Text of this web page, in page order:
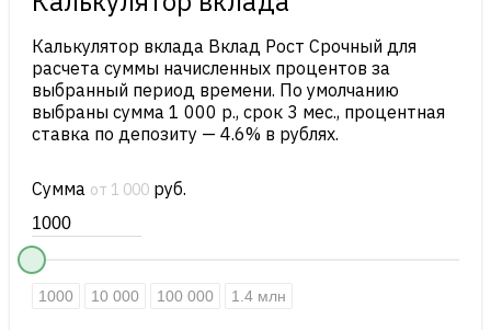
Калькулятор вклада Вклад Рост Срочный для
расчета суммы начисленных процентов за
выбранный период времени. По умолчанию
выбраны сумма 1 000 р., срок 3 мес., процентная
ставка по депозиту — 4.6% в рублях.
Сумма от 1 000руб.
1000 10 000 100 000 1.4 млн